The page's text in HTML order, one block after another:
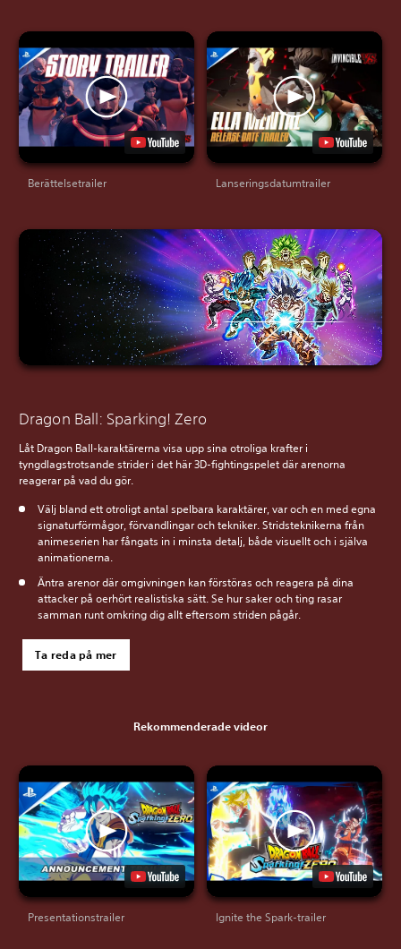
Berättelsetrailer Lanseringsdatumtrailer
Dragon Ball: Sparking! Zero
Låt Dragon Ball-karaktärerna visa upp sina otroliga krafter i
tyngdlagstrotsande strider i det här 3D-fightingspelet där arenorna
reagerar på vad du gör.
Välj bland ett otroligt antal spelbara karaktärer, var och en med egna
signaturförmågor, förvandlingar och tekniker. Stridsteknikerna från
animeserien har fångats in i minsta detalj, både visuellt och i själva
animationerna.
Äntra arenor där omgivningen kan förstöras och reagera på dina
attacker på oerhört realistiska sätt. Se hur saker och ting rasar
samman runt omkring dig allt eftersom striden pågår.
Ta reda på mer
Rekommenderade videor
Presentationstrailer Ignite the Spark-trailer